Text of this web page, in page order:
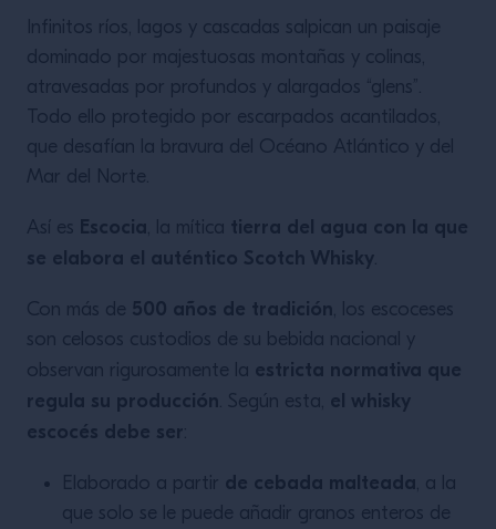
LEER MÁS
Infinitos ríos, lagos y cascadas salpican un paisaje
dominado por majestuosas montañas y colinas,
atravesadas por profundos y alargados “glens”.
Todo ello protegido por escarpados acantilados,
que desafían la bravura del Océano Atlántico y del
Mar del Norte.
Así es Escocia, la mítica tierra del agua con la que
se elabora el auténtico Scotch Whisky.
Con más de 500 años de tradición, los escoceses
son celosos custodios de su bebida nacional y
observan rigurosamente la estricta normativa que
regula su producción. Según esta, el whisky
escocés debe ser:
Elaborado a partir de cebada malteada, a la
que solo se le puede añadir granos enteros de